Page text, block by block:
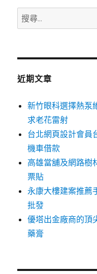
搜
尋
鍵
近期文章
新竹眼科選擇熱
求老花雷射
台北網頁設計會員
機車借款
高雄當舖及網路樹
票貼
永康大樓建案推薦
批發
優塔出金廠商的頂
藥膏